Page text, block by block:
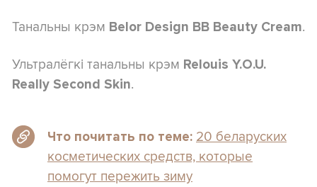
Танальны крэм Belor Design BB Beauty Cream.
Ультралёгкі танальны крэм Relouis Y.O.U.
Really Second Skin.
Что почитать по теме: 20 беларуских
косметических средств, которые
помогут пережить зиму